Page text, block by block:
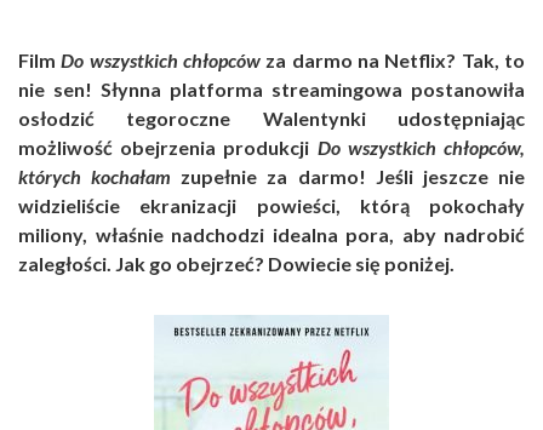
FilmDo wszystkich chłopców za darmo na Netflix? Tak, to
nie sen! Słynna platforma streamingowa postanowiła
osłodzić tegoroczne Walentynki udostępniając
możliwość obejrzenia produkcji Do wszystkich chłopców,
których kochałam zupełnie za darmo! Jeśli jeszcze nie
widzieliście ekranizacji powieści, którą pokochały
miliony, właśnie nadchodzi idealna pora, aby nadrobić
zaległości. Jak go obejrzeć? Dowiecie się poniżej.